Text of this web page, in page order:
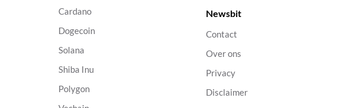
Cardano
Dogecoin
Solana
Shiba Inu
Polygon
Newsbit
Contact
Over ons
Privacy
Disclaimer